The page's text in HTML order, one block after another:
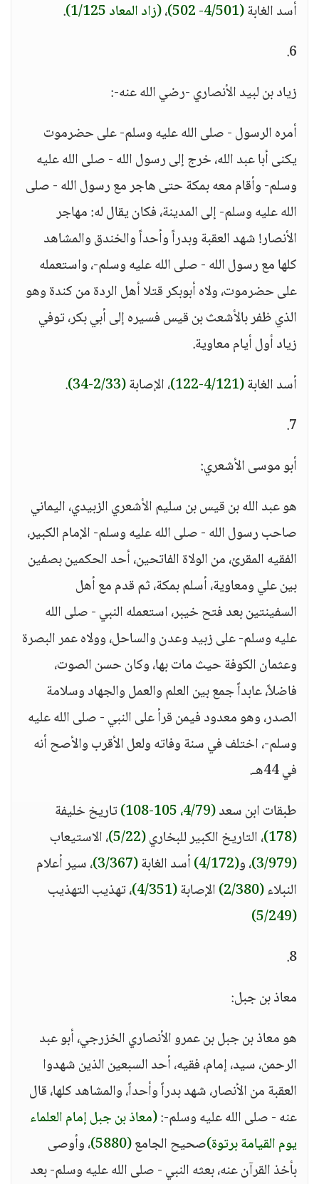
أسد الغابة(4/501- 502) ،(زاد المعاد 1/125)
.
6.
زياد بن لبيد الأنصاري -رضي الله عنه-:
أمره الرسول - صلى الله عليه وسلم- على حضرموت
يكنى أبا عبد الله، خرج إلى رسول الله - صلى الله عليه
وسلم- وأقام معه بمكة حتى هاجر مع رسول الله - صلى
الله عليه وسلم- إلى المدينة، فكان يقال له: مهاجر
الأنصار! شهد العقبة وبدراً وأحداً والخندق والمشاهد
كلها مع رسول الله - صلى الله عليه وسلم-، واستعمله
على حضرموت، ولاه أبوبكر قتلا أهل الردة من كندة وهو
الذي ظفر بالأشعث بن قيس فسيره إلى أبي بكر، توفي
زياد أول أيام معاوية.
أسد الغابة(4/121-122) ، الإصابة(2/33-34)
.
7.
أبو موسى الأشعري:
هو عبد الله بن قيس بن سليم الأشعري الزبيدي، اليماني
صاحب رسول الله - صلى الله عليه وسلم- الإمام الكبير،
الفقيه المقرئ، من الولاة الفاتحين، أحد الحكمين بصفين
بين علي ومعاوية، أسلم بمكة، ثم قدم مع أهل
السفينتين بعد فتح خيبر، استعمله النبي - صلى الله
عليه وسلم- على زبيد وعدن والساحل، وولاه عمر البصرة
وعثمان الكوفة حيث مات بها، وكان حسن الصوت،
فاضلاً، عابداً جمع بين العلم والعمل والجهاد وسلامة
الصدر، وهو معدود فيمن قرأ على النبي - صلى الله عليه
وسلم-، اختلف في سنة وفاته ولعل الأقرب والأصح أنه
في 44هـ.
طبقات ابن سعد(4/79، 105-108)
تاريخ خليفة
(178)
، التاريخ الكبير للبخاري(5/22)
، الاستيعاب
(3/979)
، و(4/172) أسد الغابة(3/367)
، سير أعلام
النبلاء(2/380) الإصابة(4/351)
، تهذيب التهذيب
(5/249)
8.
معاذ بن جبل:
هو معاذ بن جبل بن عمرو الأنصاري الخزرجي، أبو عبد
الرحمن، سيد، إمام، فقيه، أحد السبعين الذين شهدوا
العقبة من الأنصار، شهد بدراً وأحداً، والمشاهد كلها، قال
عنه - صلى الله عليه وسلم-:(معاذ بن جبل إمام العلماء
يوم القيامة برتوة)صحيح الجامع(5880)
، وأوصى
بأخذ القرآن عنه، بعثه النبي - صلى الله عليه وسلم- بعد